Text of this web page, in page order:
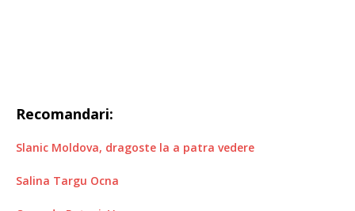
Recomandari:
Slanic Moldova, dragoste la a patra vedere
Salina Targu Ocna